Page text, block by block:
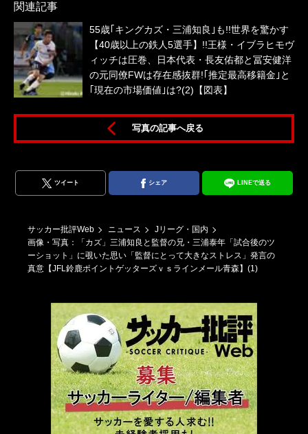
関連記事
55歳｢キングカズ・三浦知良｣も!!世界を驚かす
【40歳以上の鉄人5選手】!!王様・イブラヒモヴ
ィッチは圧巻、日本代表・長友佑都と冨安健洋
の元同僚FWは存在感抜群!｢推定最高移籍金｣と
｢現在の市場価値｣は?(2)【図表】
写真の記事へ戻る
ツイート シェア LINEで送る
サッカー批評Web ニュース
Jリーグ・国内
画像・写真：「カズ」三浦知良と監督の兄・三浦泰年「試合後のツ
ーショット」に覗いた思い「監督にとって大きなストレス」発言の
真意【JFL鈴鹿ポイントゲッターズｖｓラインメール青森】(1)